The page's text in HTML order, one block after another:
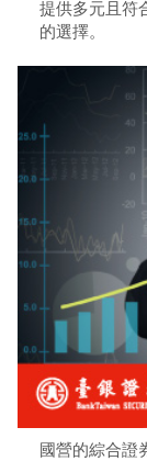
提供多元且符
的選擇。​
國營的綜合證